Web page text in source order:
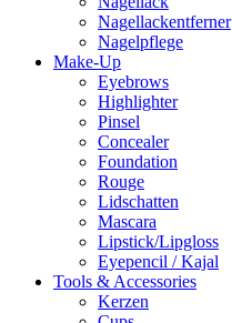
Nagellackentferner
Nagelpflege
Make-Up
Eyebrows
Highlighter
Pinsel
Concealer
Foundation
Rouge
Lidschatten
Mascara
Lipstick/Lipgloss
Eyepencil / Kajal
Tools & Accessories
Kerzen